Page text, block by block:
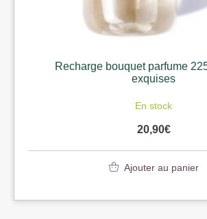
Recharge bouquet parfume
exquises
En stock
20,90€
Ajouter au panier